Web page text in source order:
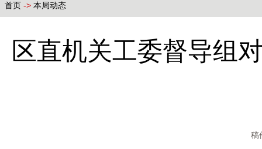
首页 -> 本局动态
区直机关工委督导组
稿